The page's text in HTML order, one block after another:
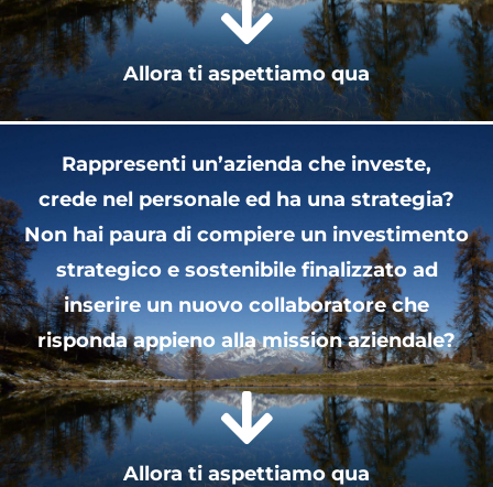
Allora ti aspettiamo qua
Rappresenti un’azienda che investe,
crede nel personale ed ha una strategia?
Non hai paura di compiere un investimento
strategico e sostenibile finalizzato ad
inserire un nuovo collaboratore che
risponda appieno alla mission aziendale?
Allora ti aspettiamo qua